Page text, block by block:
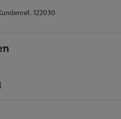
122030